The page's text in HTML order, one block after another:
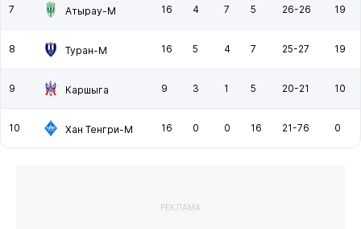
7 Атырау-М 16 4 7 5 26-26 19
8 Туран-М 16 5 4 7 25-27 19
9 Каршыга 9 3 1 5 20-21 10
10 Хан Тенгри-М 16 0 0 16 21-76 0
РЕКЛАМА